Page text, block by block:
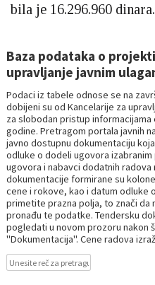
bila je 16.296.960 dinara.